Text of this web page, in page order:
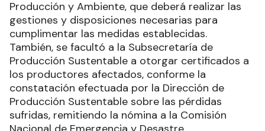
Producción y Ambiente, que deberá realizar las
gestiones y disposiciones necesarias para
cumplimentar las medidas establecidas.
También, se facultó a la Subsecretaría de
Producción Sustentable a otorgar certificados a
los productores afectados, conforme la
constatación efectuada por la Dirección de
Producción Sustentable sobre las pérdidas
sufridas, remitiendo la nómina a la Comisión